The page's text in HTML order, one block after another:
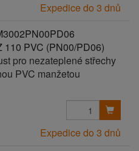
Expedice do 3 dnů
110 PVC (PN00/PD06)
pro nezateplené střechy
PVC manžetou
Expedice do 3 dnů